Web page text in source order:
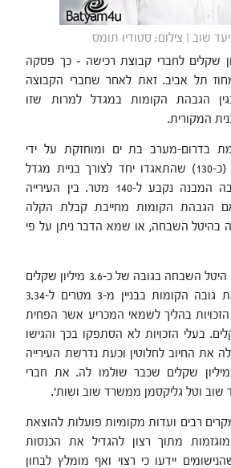
שוב | צילום: סטודיו תומס
שקלים לחברי קבוצת רכישה – כך פסקה
תל אביב. זאת לאחר שחברי הקבוצה
הגבהת הקומות במגדל למרות שזו
המקורית.
בדרום-מערב בת ים ומוחזקת על ידי
קבוצה גדולה של בעלים (כ-130) שהתאגדו יחד לצורך בניית מגדל
מגורים בן 38 קומות. גובה המבנה נקבע ל-140 מטר. בין העירייה
הגבהת הקומות מחייבת קבלת הקלה
בהיטל השבחה, או שמא הדבר ניתן על פי
העירייה דרשה ממהבעלים היטל השבחה בגובה של כ-3.6 מיליון שקלים
לאחר שביקשו להגביה את גובה הקומות בבניין מ-3 מטרים ל-3.34
בהליך לשמאי המכריע אשר הפחית
לכ-942,000 שקלים. בעלי הזכויות לא הסתפקו בכך והגישו
את החיוב לחלוטין וכעת נדרשת העירייה
שקלים שכבר שולמו לה. את חברי
שוב וטל גליקסמן ממשרד שוב ושות'.
רבים ועדות מקומיות פועלות להוצאת
מתוך רצון להגדיל את הכנסות
יידעו כי רצוי ואף מומלץ לבחון